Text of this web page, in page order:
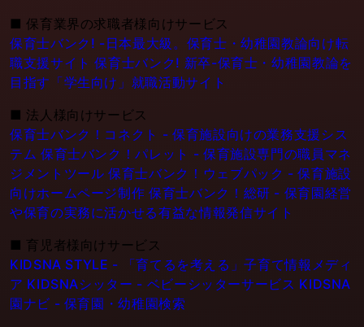
■ 保育業界の求職者様向けサービス
保育士バンク! -日本最大級。保育士・幼稚園教論向け転
職支援サイト 保育士バンク! 新卒-保育士・幼稚園教論を
目指す「学生向け」就職活動サイト
■ 法人様向けサービス
保育士バンク！コネクト - 保育施設向けの業務支援シス
テム 保育士バンク！パレット - 保育施設専門の職員マネ
ジメントツール 保育士バンク！ウェブパック - 保育施設
向けホームページ制作 保育士バンク！総研 - 保育園経営
や保育の実務に活かせる有益な情報発信サイト
■ 育児者様向けサービス
KIDSNA STYLE - 「育てるを考える」子育て情報メディ
ア KIDSNAシッター - ベビーシッターサービス KIDSNA
園ナビ - 保育園・幼稚園検索